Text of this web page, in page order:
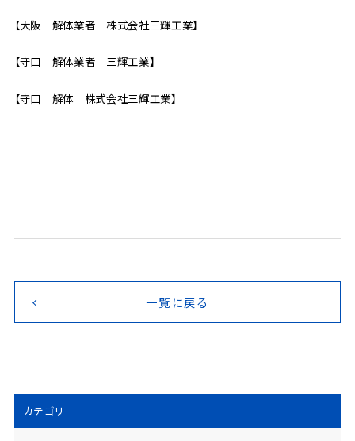
【大阪 解体業者 株式会社三輝工業】
【守口 解体業者 三輝工業】
【守口 解体 株式会社三輝工業】
一覧に戻る
カテゴリ